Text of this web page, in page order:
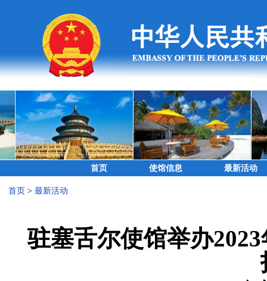
首页 使馆信息 最新活动
首页 > 最新活动
驻塞舌尔使馆举办